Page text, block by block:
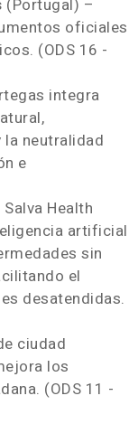
(Portugal) –
oficiales
(ODS 16 -
integra
neutralidad
e
Health
artificial
sin
el
desatendidas.
ciudad
los
(ODS 11 -